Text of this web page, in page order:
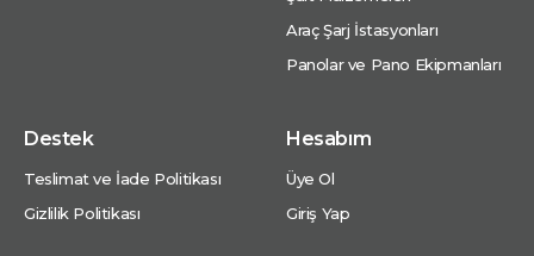
Araç Şarj İstasyonları
Panolar ve Pano Ekipmanları
Destek
Teslimat ve İade Politikası
Gizlilik Politikası
Hesabım
Üye Ol
Giriş Yap